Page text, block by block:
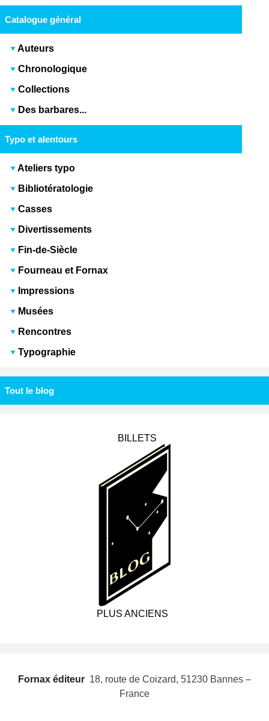
Catalogue général
Auteurs
Chronologique
Collections
Des barbares...
Typo et alentours
Ateliers typo
Bibliotératologie
Casses
Divertissements
Fin-de-Siècle
Fourneau et Fornax
Impressions
Musées
Rencontres
Typographie
Tout le blog
BILLETS
PLUS ANCIENS
Fornax éditeur  18, route de Coizard, 51230 Bannes –
France